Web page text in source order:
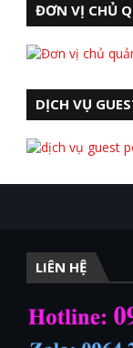
ĐƠN VỊ CHỦ
DỊCH VỤ
LIÊN HỆ